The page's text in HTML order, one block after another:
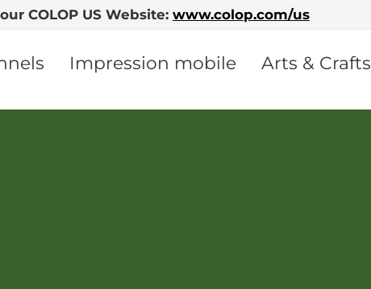
COLOP US Website: www.colop.com/us
Impression mobile Arts & Crafts